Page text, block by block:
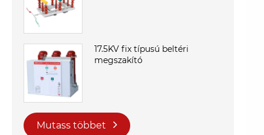
17.5KV fix típusú beltéri
megszakító
Mutass többet